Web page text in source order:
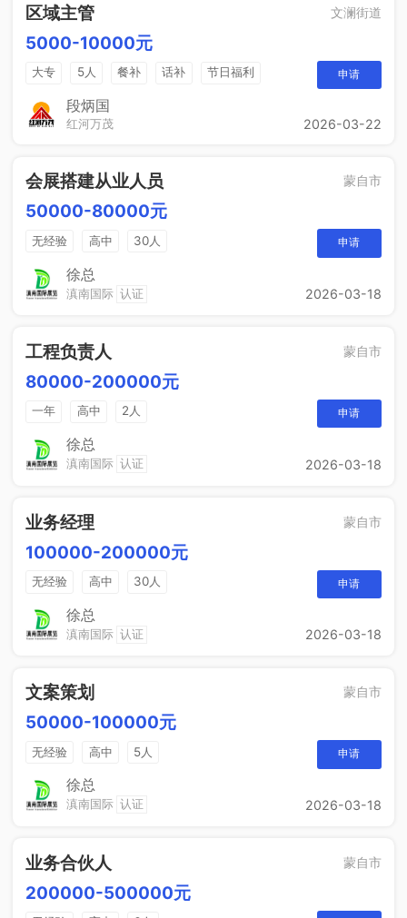
区域主管 文澜街道
5000-10000元
大专 5人 餐补 话补
节日福利
带薪年假
工作餐
晋升空间
申请
段炳国
红河万茂 2026-03-22
会展搭建从业人员 蒙自市
50000-80000元
无经验 高中 30人 申请
徐总
滇南国际 认证 2026-03-18
工程负责人 蒙自市
80000-200000元
一年 高中 2人 申请
徐总
滇南国际 认证 2026-03-18
业务经理 蒙自市
100000-200000元
无经验 高中 30人 申请
徐总
滇南国际 认证 2026-03-18
文案策划 蒙自市
50000-100000元
无经验 高中 5人 申请
徐总
滇南国际 认证 2026-03-18
业务合伙人 蒙自市
200000-500000元